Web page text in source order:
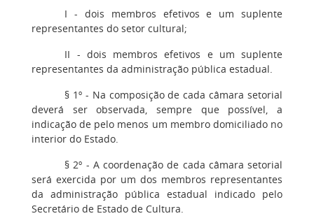
I - dois membros efetivos e um suplente
representantes do setor cultural;
II - dois membros efetivos e um suplente
representantes da administração pública estadual.
§ 1º - Na composição de cada câmara setorial
deverá ser observada, sempre que possível, a
indicação de pelo menos um membro domiciliado no
interior do Estado.
§ 2º - A coordenação de cada câmara setorial
será exercida por um dos membros representantes
da administração pública estadual indicado pelo
Secretário de Estado de Cultura.